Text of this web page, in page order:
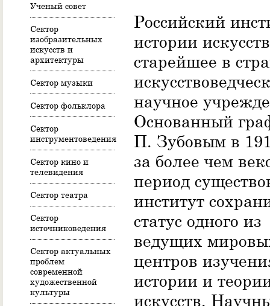
Ученый совет
Сектор
изобразительных
искусств и
архитектуры
Сектор музыки
Сектор фольклора
Сектор
инструментоведения
Сектор кино и
телевидения
Сектор театра
Сектор
источниковедения
Сектор актуальных
проблем
современной
художественной
культуры
Российский
истории
старейшее в
научное
Основанный
П. Зубовым в
за более чем
период
институт
статус одного из
ведущих
центров
истории и
искусств.